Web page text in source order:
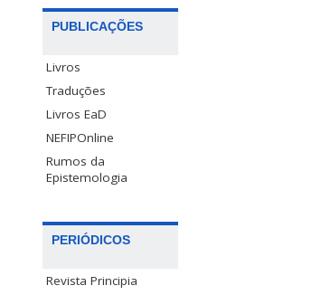
PUBLICAÇÕES
Livros
Traduções
Livros EaD
NEFIPOnline
Rumos da
Epistemologia
PERIÓDICOS
Revista Principia